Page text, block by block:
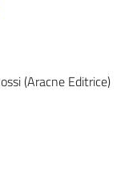
(Aracne Editrice)